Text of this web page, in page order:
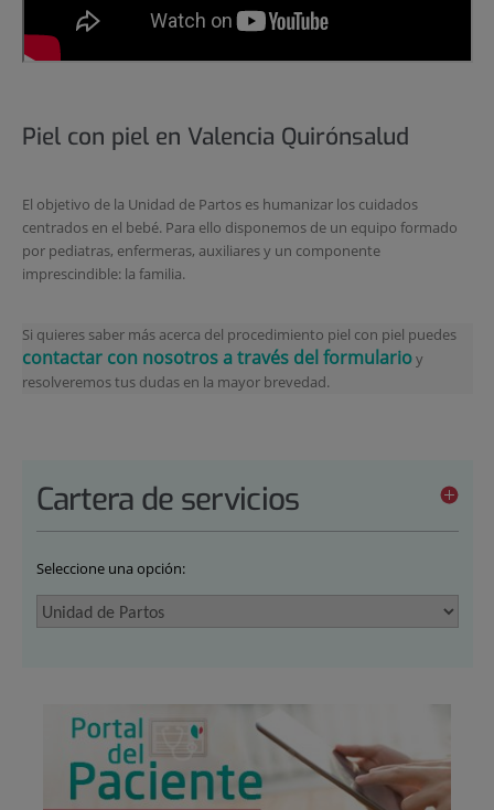
Piel con piel en Valencia Quirónsalud
El objetivo de la Unidad de Partos es humanizar los cuidados
centrados en el bebé. Para ello disponemos de un equipo formado
por pediatras, enfermeras, auxiliares y un componente
imprescindible: la familia.
Si quieres saber más acerca del procedimiento piel con piel puedes
contactar con nosotros a través del formularioy
resolveremos tus dudas en la mayor brevedad.
Cartera de servicios
Seleccione una opción: